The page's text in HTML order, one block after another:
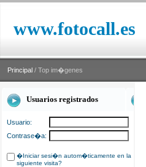
www.fotocall.es
Principal / Top im�genes
Usuarios registrados
Usuario:
Contrase�a:
�Iniciar sesi�n autom�ticamente en la
siguiente visita?